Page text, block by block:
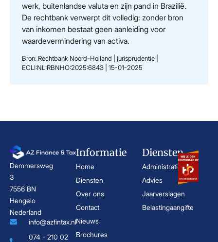
werk, buitenlandse valuta en zijn pand in Brazilië.
De rechtbank verwerpt dit volledig: zonder bron
van inkomen bestaat geen aanleiding voor
waardevermindering van activa.
Bron: Rechtbank Noord-Holland | jurisprudentie |
ECLI:NL:RBNHO:2025:6843 | 15-01-2025
Demmersweg
3
7556 BN
Hengelo
Nederland
info@azfintax.nl
074 - 210 02
Informatie
Home
Diensten
Over ons
Contact
Nieuws
Brochures
Diensten
Administratie
Advies
Jaarverslagen
Belastingaangifte